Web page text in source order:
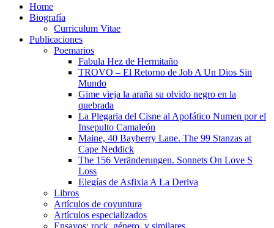
Home
Biografía
Curriculum Vitae​
Publicaciones
Poemarios
Fabula Hez de Hermitaño
TROVO – El Retorno de Job A Un Dios Sin
Mundo
Gime vieja la araña su olvido negro en la
quebrada
La Plegaria del Cisne al Apofático Numen por el
Insepulto Camaleón
Maine, 40 Bayberry Lane. The 99 Stanzas at
Cape Neddick
The 156 Veränderungen. Sonnets On Love S
Loss
Elegías de Asfixia A La Deriva
Libros
Artículos de coyuntura
Artículos especializados
Ensayos: rock, género, y similares